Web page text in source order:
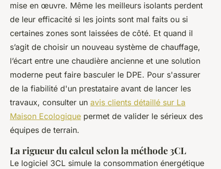
mise en œuvre. Même les meilleurs isolants perdent
de leur efficacité si les joints sont mal faits ou si
certaines zones sont laissées de côté. Et quand il
s’agit de choisir un nouveau système de chauffage,
l’écart entre une chaudière ancienne et une solution
moderne peut faire basculer le DPE. Pour s'assurer
de la fiabilité d'un prestataire avant de lancer les
travaux, consulter un avis clients détaillé sur La
Maison Ecologique permet de valider le sérieux des
équipes de terrain.
La rigueur du calcul selon la méthode 3CL
Le logiciel 3CL simule la consommation énergétique